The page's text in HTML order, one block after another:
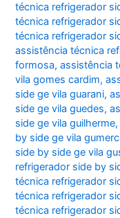
técnica refrigerador
técnica refrigerador
técnica refrigerador
assistência técnica
formosa,assistência
vila gomes cardim,
side ge vila guarani,
side ge vila guedes,
side ge vila guilherme
by side ge vila
side by side ge vila
refrigerador side by
técnica refrigerador
técnica refrigerador
técnica refrigerador